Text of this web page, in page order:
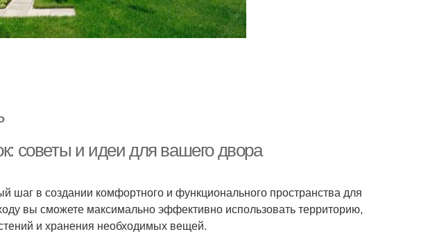
советы и идеи для вашего двора
шаг в создании комфортного и функционального пространства для
вы сможете максимально эффективно использовать территорию,
и хранения необходимых вещей.